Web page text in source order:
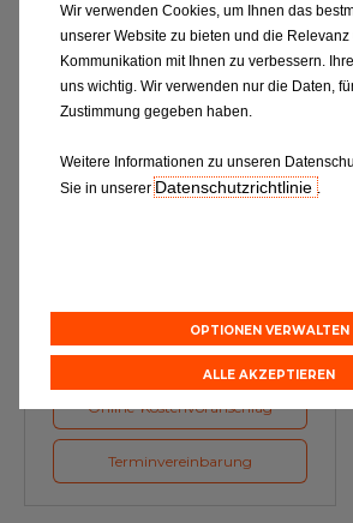
Online-Kostenvoranschlag
Terminvereinbarung
Wir verwenden Cookies, um Ihnen das
unserer Website zu bieten und die Relevanz
Kommunikation mit Ihnen zu verbessern.
uns wichtig. Wir verwenden nur die Daten,
Zustimmung gegeben haben.
Weitere Informationen zu unseren
Sie in unsererDatenschutzrichtlinie .
OPTIONEN VERWALTEN
ALLE AKZEPTIEREN